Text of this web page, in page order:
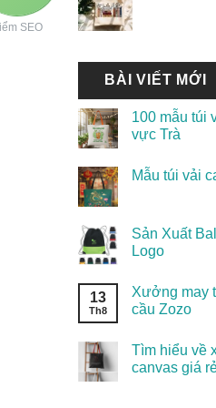
BÀI VIẾT MỚI
100 mẫu túi
vực Trà
Mẫu túi vải
Sản Xuất
Logo
13
Th8
Xưởng may
cầu Zozo
Tìm hiểu về
canvas giá
SEO